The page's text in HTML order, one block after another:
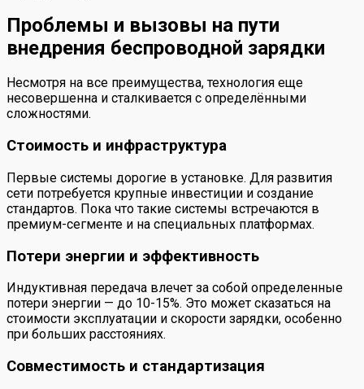
Проблемы и вызовы на пути
внедрения беспроводной зарядки
Несмотря на все преимущества, технология еще
несовершенна и сталкивается с определёнными
сложностями.
Стоимость и инфраструктура
Первые системы дорогие в установке. Для развития
сети потребуется крупные инвестиции и создание
стандартов. Пока что такие системы встречаются в
премиум-сегменте и на специальных платформах.
Потери энергии и эффективность
Индуктивная передача влечет за собой определенные
потери энергии — до 10-15%. Это может сказаться на
стоимости эксплуатации и скорости зарядки, особенно
при больших расстояниях.
Совместимость и стандартизация